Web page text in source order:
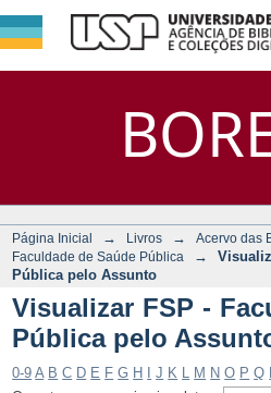
Saúde
DSpace/
Página Inicial → Livros → Acervo das
Faculdade de Saúde Pública
→
Pública pelo Assunto
Visualizar FSP -
Pública pelo
0-9 A B C D E F G H J K M N O P Q